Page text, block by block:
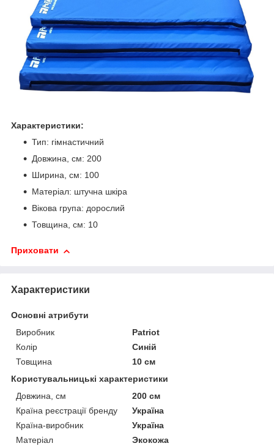
Характеристики:
Тип: гімнастичний
Довжина, см: 200
Ширина, см: 100
Матеріал: штучна шкіра
Вікова група: дорослий
Товщина, см: 10
Приховати
Характеристики
Основні атрибути
Виробник
Patriot
Колір
Синій
Товщина
10 см
Користувальницькі характеристики
Довжина, см
200 см
Країна реєстрації бренду
Україна
Країна-виробник
Україна
Матеріал
Экокожа